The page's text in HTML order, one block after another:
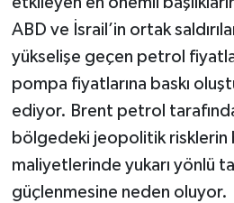
ABD ve İsrail’in ortak
yükselişe geçen petrol
pompa fiyatlarına baskı
ediyor. Brent petrol
bölgedeki jeopolitik risklerin
maliyetlerinde yukarı yönlü
güçlenmesine neden oluyor.
Ulusal Haberler
Teknoloji Haberleri
Siyaset Haberleri
Dünya Haberleri